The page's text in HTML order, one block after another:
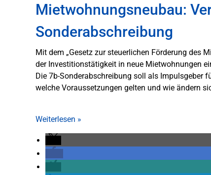
Mietwohnungsneubau:
Sonderabschreibung
Mit dem „Gesetz zur steuerlichen Förderung des
der Investitionstätigkeit in neue Mietwohnungen
Die 7b-Sonderabschreibung soll als Impulsgeber
welche Voraussetzungen gelten und wie ändern
Weiterlesen »